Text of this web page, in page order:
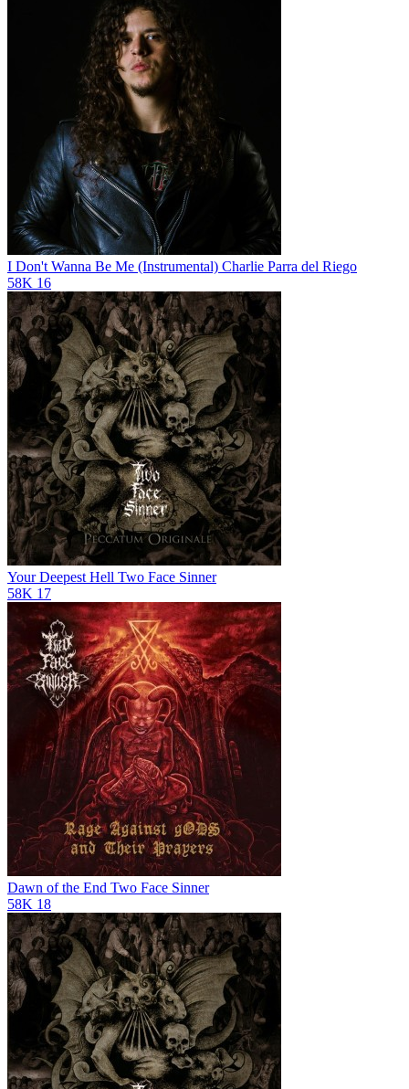
I Don't Wanna Be Me (Instrumental) Charlie Parra del Riego
58K 16
Your Deepest Hell Two Face Sinner
58K 17
Dawn of the End Two Face Sinner
58K 18